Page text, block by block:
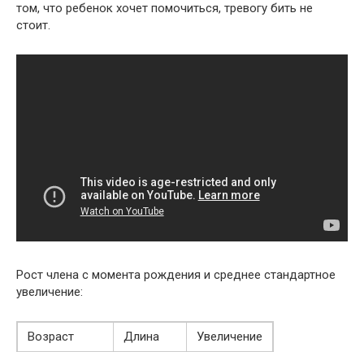
том, что ребенок хочет помочиться, тревогу бить не
стоит.
Рост члена с момента рождения и среднее стандартное
увеличение:
Возраст Длина
Увеличение